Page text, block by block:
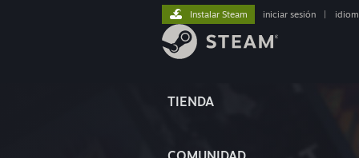
TIENDA
Instalar Steam iniciar sesión